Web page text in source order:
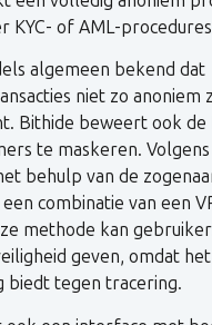
KYC- of AML-
algemeen bekend dat
niet zo anoniem
Bithide beweert ook de
te maskeren.
behulp van de
combinatie van een
methode kan
geven, omdat
biedt tegen tracering.